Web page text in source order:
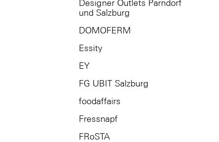
Designer Outlets Parndorf
und Salzburg
DOMOFERM
Essity
EY
FG UBIT Salzburg
foodaffairs
Fressnapf
FRoSTA